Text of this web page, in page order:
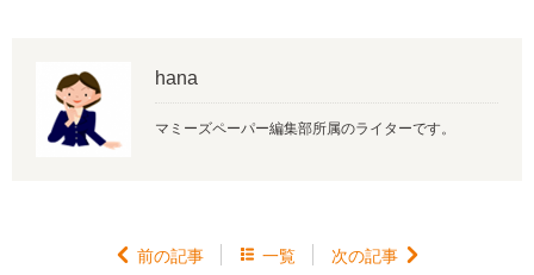
hana
マミーズペーパー編集部所属のライターです。
 前の記事  一覧 次の記事 